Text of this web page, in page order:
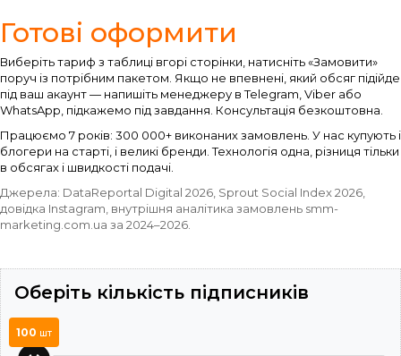
Готові оформити
Виберіть тариф з таблиці вгорі сторінки, натисніть «Замовити»
поруч із потрібним пакетом. Якщо не впевнені, який обсяг підійде
під ваш акаунт — напишіть менеджеру в Telegram, Viber або
WhatsApp, підкажемо під завдання. Консультація безкоштовна.
Працюємо 7 років: 300 000+ виконаних замовлень. У нас купують і
блогери на старті, і великі бренди. Технологія одна, різниця тільки
в обсягах і швидкості подачі.
Джерела: DataReportal Digital 2026, Sprout Social Index 2026,
довідка Instagram, внутрішня аналітика замовлень smm-
marketing.com.ua за 2024–2026.
Оберіть кількість підписників
100 шт